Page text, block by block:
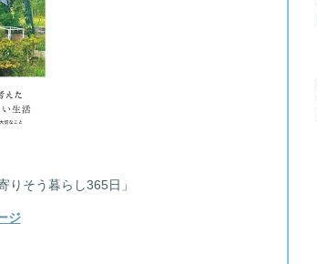
りそう暮らし365日」
ジ